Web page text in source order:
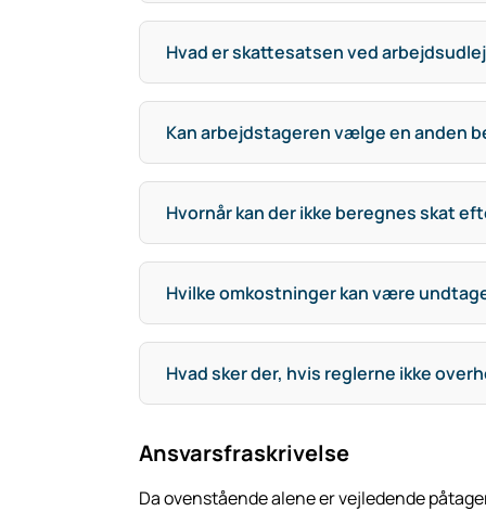
Hvad er skattesatsen ved
Kan arbejdstageren vælge en anden
Hvornår kan der ikke beregnes skat
Hvilke omkostninger kan være
Hvad sker der, hvis reglerne ikke
Ansvarsfraskrivelse
Da ovenstående alene er vejledende